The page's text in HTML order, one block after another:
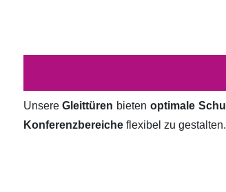
UnsereGleittüren bietenoptimale
Konferenzbereiche flexibel zu